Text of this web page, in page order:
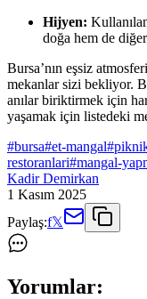
Hijyen:
doğa hem de
Bursa’nın eşsiz
mekanlar sizi bekliyor.
anılar biriktirmek için
yaşamak için listedeki
#bursa#et-mangal#
restoranlari#mangal-
Kadir Demirkan
1 Kasım 2025
Paylaş:f𝕏
Yorumlar: